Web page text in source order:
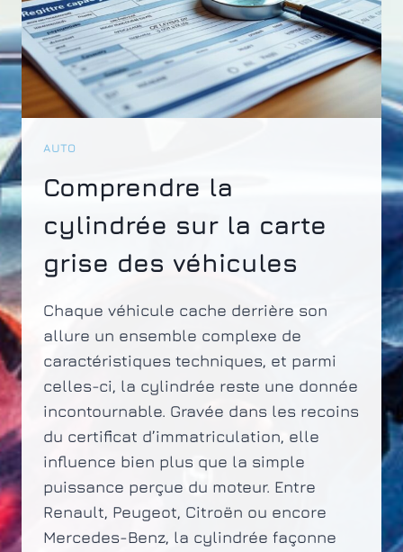
AUTO
Comprendre la
cylindrée sur la carte
grise des véhicules
Chaque véhicule cache derrière son
allure un ensemble complexe de
caractéristiques techniques, et parmi
celles-ci, la cylindrée reste une donnée
incontournable. Gravée dans les recoins
du certificat d’immatriculation, elle
influence bien plus que la simple
puissance perçue du moteur. Entre
Renault, Peugeot, Citroën ou encore
Mercedes-Benz, la cylindrée façonne